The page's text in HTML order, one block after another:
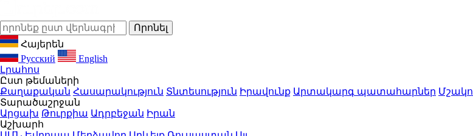
Հայերեն
Русский
English
Լրահոս
Ըստ թեմաների
Քաղաքական Հասարակություն Տնտեսություն Իրավունք Արտակարգ պատահարներ
Տարածաշրջան
Արցախ Թուրքիա Ադրբեջան Իրան
Աշխարհ